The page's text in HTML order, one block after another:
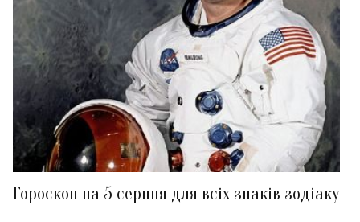
Гороскоп на 5 серпня для всіх знаків зодіаку